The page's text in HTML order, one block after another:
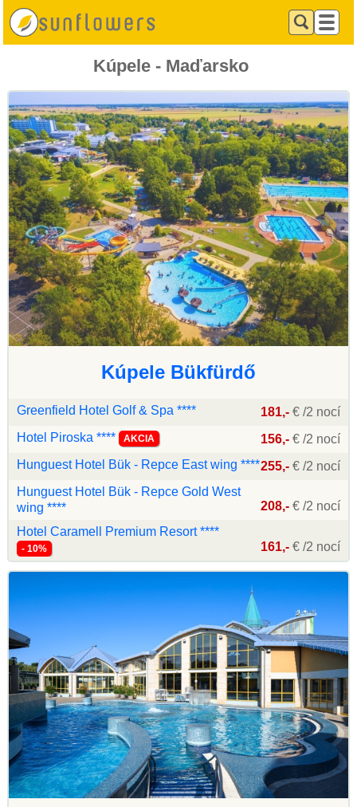
Kúpele - Maďarsko
Kúpele Bükfürdő
Greenfield Hotel Golf & Spa **** 181,- € /2 nocí
Hotel Piroska ****
AKCIA 156,- € /2 nocí
Hunguest Hotel Bük - Repce East wing ****255,- € /2 nocí
Hunguest Hotel Bük - Repce Gold West
wing ****
208,- € /2 nocí
Hotel Caramell Premium Resort ****
- 10% 161,- € /2 nocí